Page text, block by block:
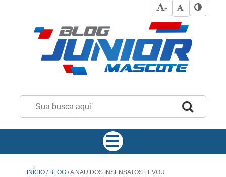
+ -
INÍCIO / BLOG /A NAU DOS INSENSATOS LEVOU